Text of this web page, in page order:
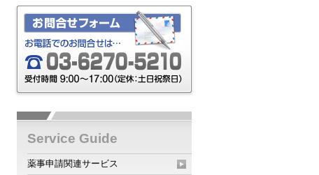
Service Guide
薬事申請関連サービス